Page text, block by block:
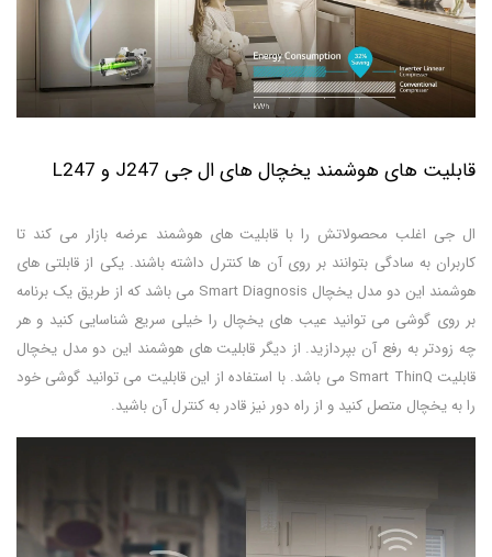
قابلیت های هوشمند یخچال های ال جی J247 و L247
ال جی اغلب محصولاتش را با قابلیت های هوشمند عرضه بازار می کند تا
کاربران به سادگی بتوانند بر روی آن ها کنترل داشته باشند. یکی از قابلتی های
هوشمند این دو مدل یخچال Smart Diagnosis می باشد که از طریق یک برنامه
بر روی گوشی می توانید عیب های یخچال را خیلی سریع شناسایی کنید و هر
چه زودتر به رفع آن بپردازید. از دیگر قابلیت های هوشمند این دو مدل یخچال
قابلیت Smart ThinQ می باشد. با استفاده از این قابلیت می توانید گوشی خود
را به یخچال متصل کنید و از راه دور نیز قادر به کنترل آن باشید.